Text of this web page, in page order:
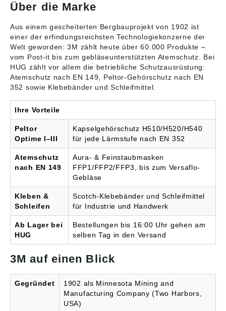
Etikettenfach Gewicht:
zulässiges Gewicht: 140
kg Stretch-
Verbindungsmittel mit
Bandfalldämpfer
»1245572« • Mit Stretch
• Verbindungsmittel A:
Trilock-Karabiner,
Öffnungsweite 20mm •
Öffnungsweite 50 mm
Gewicht: 140 kg Länge:
2 m 3M™ DBI-SALA®
Transportbeutel • Mit
Kordelzug •
Längenverstellbarer
Höhe: 48 cm, Ø 28 cm
Gewicht: 0,45 kg
Angaben gemäß
dnung ((EU) 2023/998):
3M Deutschland GmbH,
Deutschland, E-Mail:
Die schnell auslösende
Bremsautomatik
reduziert die Fallhöhe
auf 1,2 Meter • 19 mm
Stahl Karabiner am
Gehäuse • 57 mm
Aluminium Haken am
Gurtband • 3M™
zulässiges Gewicht: 140
kg Länge: 1,8 m 3M™
PROTECTA® E200
Rucksack »9513331« •
Zur Aufbewahrung und
Transport von
Auffangausrüstung • Mit
Reißverschluß • Mit
Gurtband einstellbar.
Gewicht: 0,45 kg
Carl-Schurz-Str. 1,
41460 Neuss,
Deutschland, E-Mail:
Über die Marke
Aus einem gescheiterten Bergbauprojekt von 1902 ist
einer der erfindungsreichsten Technologiekonzerne der
Welt geworden: 3M zählt heute über 60.000 Produkte –
vom Post-it bis zum gebläseunterstützten Atemschutz. Bei
HUG zählt vor allem die betriebliche Schutzausrüstung:
Atemschutz nach EN 149, Peltor-Gehörschutz nach EN
352 sowie Klebebänder und Schleifmittel.
Ihre Vorteile
Peltor
Optime I–III
Kapselgehörschutz H510/H520/H540
für jede Lärmstufe nach EN 352
Atemschutz
nach EN 149
Aura- & Feinstaubmasken
FFP1/FFP2/FFP3, bis zum Versaflo-
Gebläse
Kleben &
Schleifen
Scotch-Klebebänder und Schleifmittel
für Industrie und Handwerk
Ab Lager bei
HUG
Bestellungen bis 16:00 Uhr gehen am
selben Tag in den Versand
3M auf einen Blick
Gegründet
1902 als Minnesota Mining and
Manufacturing Company (Two Harbors,
USA)